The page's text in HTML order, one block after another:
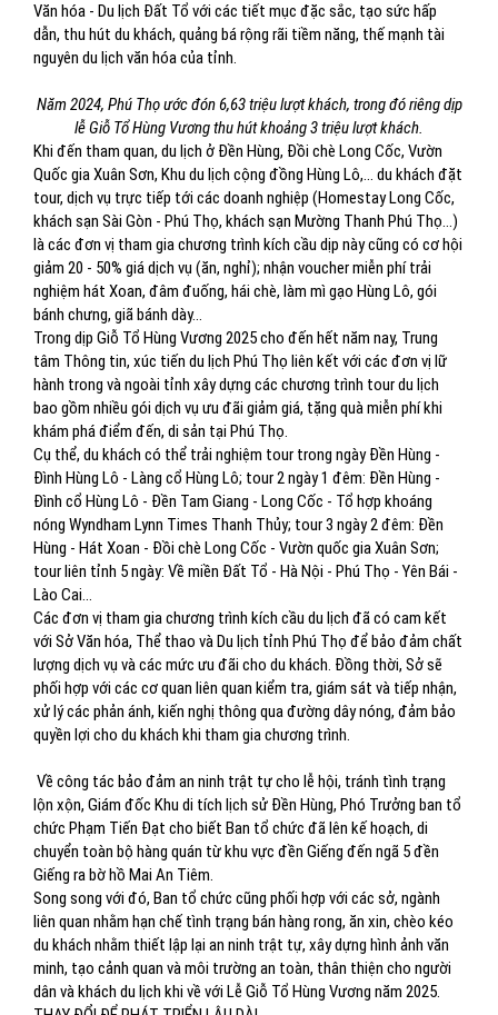
Văn hóa - Du lịch Đất Tổ với các tiết mục đặc sắc, tạo sức hấp
dẫn, thu hút du khách, quảng bá rộng rãi tiềm năng, thế mạnh tài
nguyên du lịch văn hóa của tỉnh.
Năm 2024, Phú Thọ ước đón 6,63 triệu lượt khách, trong đó riêng dịp
lễ Giỗ Tổ Hùng Vương thu hút khoảng 3 triệu lượt khách.
Khi đến tham quan, du lịch ở Đền Hùng, Đồi chè Long Cốc, Vườn
Quốc gia Xuân Sơn, Khu du lịch cộng đồng Hùng Lô,... du khách đặt
tour, dịch vụ trực tiếp tới các doanh nghiệp (Homestay Long Cốc,
khách sạn Sài Gòn - Phú Thọ, khách sạn Mường Thanh Phú Thọ...)
là các đơn vị tham gia chương trình kích cầu dịp này cũng có cơ hội
giảm 20 - 50% giá dịch vụ (ăn, nghỉ); nhận voucher miễn phí trải
nghiệm hát Xoan, đâm đuống, hái chè, làm mì gạo Hùng Lô, gói
bánh chưng, giã bánh dày...
Trong dịp Giỗ Tổ Hùng Vương 2025 cho đến hết năm nay, Trung
tâm Thông tin, xúc tiến du lịch Phú Thọ liên kết với các đơn vị lữ
hành trong và ngoài tỉnh xây dựng các chương trình tour du lịch
bao gồm nhiều gói dịch vụ ưu đãi giảm giá, tặng quà miễn phí khi
khám phá điểm đến, di sản tại Phú Thọ.
Cụ thể, du khách có thể trải nghiệm tour trong ngày Đền Hùng -
Đình Hùng Lô - Làng cổ Hùng Lô; tour 2 ngày 1 đêm: Đền Hùng -
Đình cổ Hùng Lô - Đền Tam Giang - Long Cốc - Tổ hợp khoáng
nóng Wyndham Lynn Times Thanh Thủy; tour 3 ngày 2 đêm: Đền
Hùng - Hát Xoan - Đồi chè Long Cốc - Vườn quốc gia Xuân Sơn;
tour liên tỉnh 5 ngày: Về miền Đất Tổ - Hà Nội - Phú Thọ - Yên Bái -
Lào Cai...
Các đơn vị tham gia chương trình kích cầu du lịch đã có cam kết
với Sở Văn hóa, Thể thao và Du lịch tỉnh Phú Thọ để bảo đảm chất
lượng dịch vụ và các mức ưu đãi cho du khách. Đồng thời, Sở sẽ
phối hợp với các cơ quan liên quan kiểm tra, giám sát và tiếp nhận,
xử lý các phản ánh, kiến nghị thông qua đường dây nóng, đảm bảo
quyền lợi cho du khách khi tham gia chương trình.
Về công tác bảo đảm an ninh trật tự cho lễ hội, tránh tình trạng
lộn xộn, Giám đốc Khu di tích lịch sử Đền Hùng, Phó Trưởng ban tổ
chức Phạm Tiến Đạt cho biết Ban tổ chức đã lên kế hoạch, di
chuyển toàn bộ hàng quán từ khu vực đền Giếng đến ngã 5 đền
Giếng ra bờ hồ Mai An Tiêm.
Song song với đó, Ban tổ chức cũng phối hợp với các sở, ngành
liên quan nhằm hạn chế tình trạng bán hàng rong, ăn xin, chèo kéo
du khách nhằm thiết lập lại an ninh trật tự, xây dựng hình ảnh văn
minh, tạo cảnh quan và môi trường an toàn, thân thiện cho người
dân và khách du lịch khi về với Lễ Giỗ Tổ Hùng Vương năm 2025.